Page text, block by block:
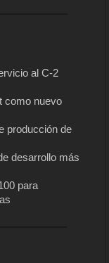
al C-2
como nuevo
producción de
desarrollo más
para